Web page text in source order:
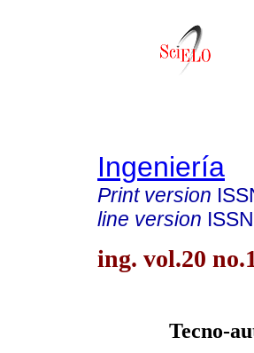
Ingeniería
Print version
line version ISSN
ing. vol.20
Tecno-